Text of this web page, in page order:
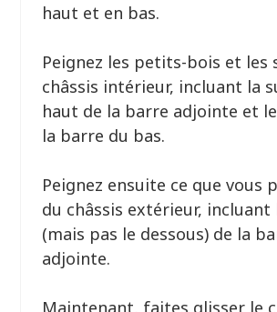
haut et en bas.
Peignez les petits-bois et les
châssis intérieur, incluant la
haut de la barre adjointe et
la barre du bas.
Peignez ensuite ce que vous
du châssis extérieur, incluant
(mais pas le dessous) de la
adjointe.
Maintenant, faites glisser le